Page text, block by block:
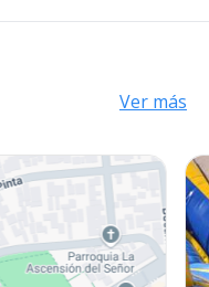
Ver más